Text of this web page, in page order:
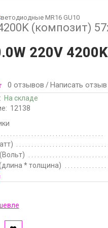
MR16 GU10
(композит)
220V
0 отзывов / Написать отзыв
На складе
12138
* толщина)